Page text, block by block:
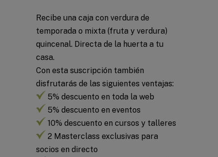
Recibe una caja con verdura de
temporada o mixta (fruta y verdura)
quincenal. Directa de la huerta a tu
casa.
Con esta suscripción también
disfrutarás de las siguientes ventajas:
5% descuento en toda la web
5% descuento en eventos
10% descuento en cursos y talleres
2 Masterclass exclusivas para
socios en directo